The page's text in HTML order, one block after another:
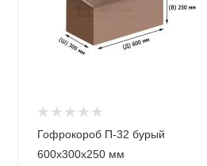
Гофрокороб П-32 бурый
600х300х250 мм